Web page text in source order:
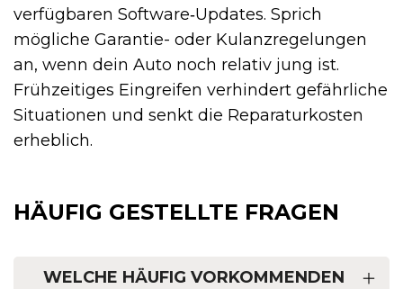
verfügbaren Software‑Updates. Sprich
mögliche Garantie- oder Kulanzregelungen
an, wenn dein Auto noch relativ jung ist.
Frühzeitiges Eingreifen verhindert gefährliche
Situationen und senkt die Reparaturkosten
erheblich.
HÄUFIG GESTELLTE FRAGEN
WELCHE HÄUFIG VORKOMMENDEN